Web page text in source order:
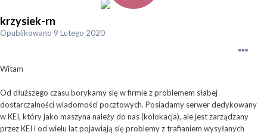
krzysiek-rn
Opublikowano 9 Lutego 2020
Witam
Od dłuższego czasu borykamy się w firmie z problemem słabej
dostarczalności wiadomości pocztowych. Posiadamy serwer dedykowany
w KEI, który jako maszyna należy do nas (kolokacja), ale jest zarządzany
przez KEI i od wielu lat pojawiają się problemy z trafianiem wysyłanych